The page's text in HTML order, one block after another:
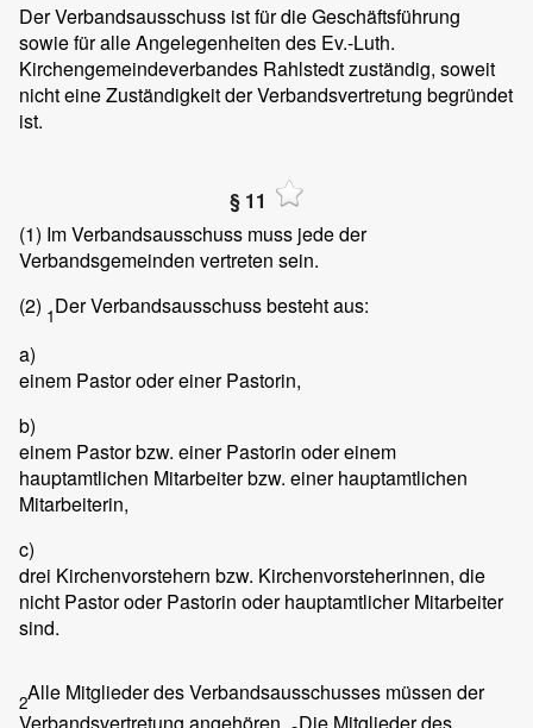
Der Verbandsausschuss ist für die Geschäftsführung
sowie für alle Angelegenheiten des Ev.-Luth.
Kirchengemeindeverbandes Rahlstedt zuständig, soweit
nicht eine Zuständigkeit der Verbandsvertretung begründet
ist.
§ 11
(1) Im Verbandsausschuss muss jede der
Verbandsgemeinden vertreten sein.
(2) 1Der Verbandsausschuss besteht aus:
a)
einem Pastor oder einer Pastorin,
b)
einem Pastor bzw. einer Pastorin oder einem
hauptamtlichen Mitarbeiter bzw. einer hauptamtlichen
Mitarbeiterin,
c)
drei Kirchenvorstehern bzw. Kirchenvorsteherinnen, die
nicht Pastor oder Pastorin oder hauptamtlicher Mitarbeiter
sind.
2Alle Mitglieder des Verbandsausschusses müssen der
Verbandsvertretung angehören.
Die Mitglieder des